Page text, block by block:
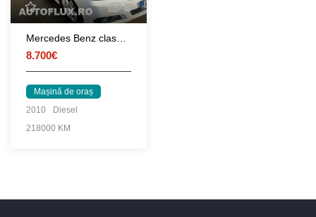
8
8.700€
Mașină de oraș
2010
Diesel
218000 KM